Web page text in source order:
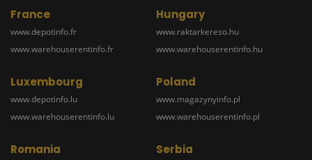
France
www.depotinfo.fr
www.warehouserentinfo.fr
Hungary
www.raktarkereso.hu
www.warehouserentinfo.hu
Luxembourg
www.depotinfo.lu
www.warehouserentinfo.lu
Poland
www.magazynyinfo.pl
www.warehouserentinfo.pl
Romania Serbia